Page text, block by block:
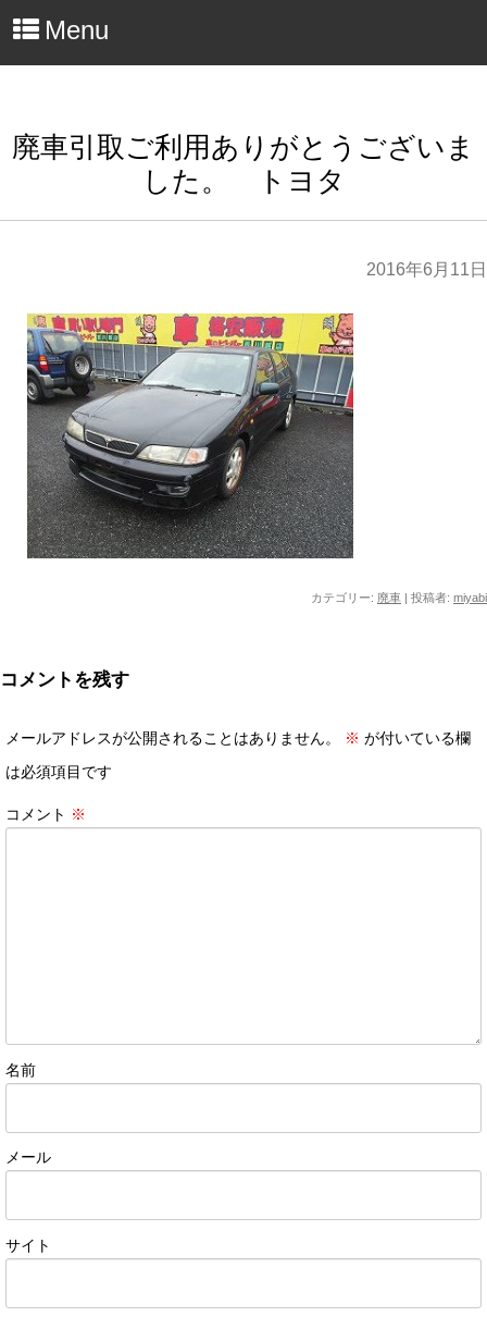
Menu
廃車引取ご利用ありがとうございま
した。 トヨタ
2016年6月11日
カテゴリー: 廃車 | 投稿者: miyabi
コメントを残す
メールアドレスが公開されることはありません。 ※ が付いている欄
は必須項目です
コメント ※
名前
メール
サイト